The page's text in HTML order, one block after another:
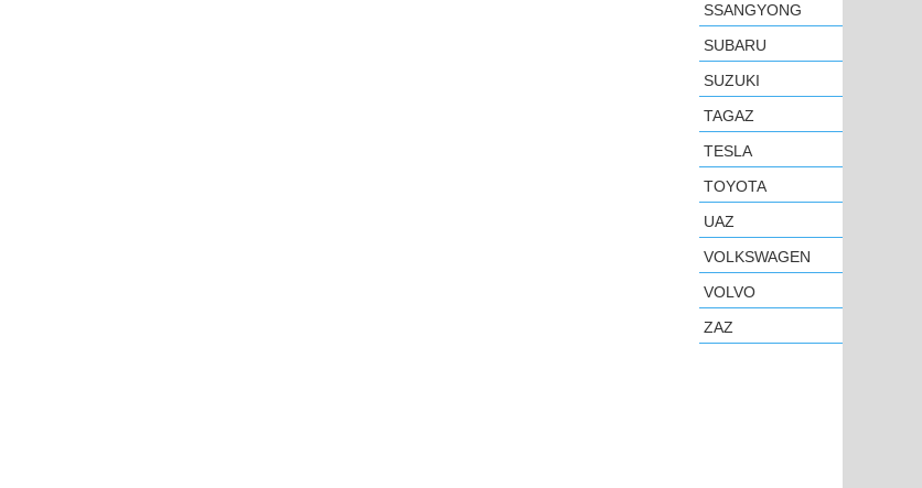
SSANGYONG
SUBARU
SUZUKI
TAGAZ
TESLA
TOYOTA
UAZ
VOLKSWAGEN
VOLVO
ZAZ